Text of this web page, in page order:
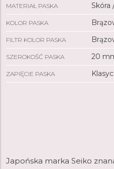
MATERIAŁ PASKA Skóra
KOLOR PASKA
FILTR KOLOR PASKA
SZEROKOŚĆ PASKA 20
ZAPIĘCIE PASKA
Japońska marka Seiko